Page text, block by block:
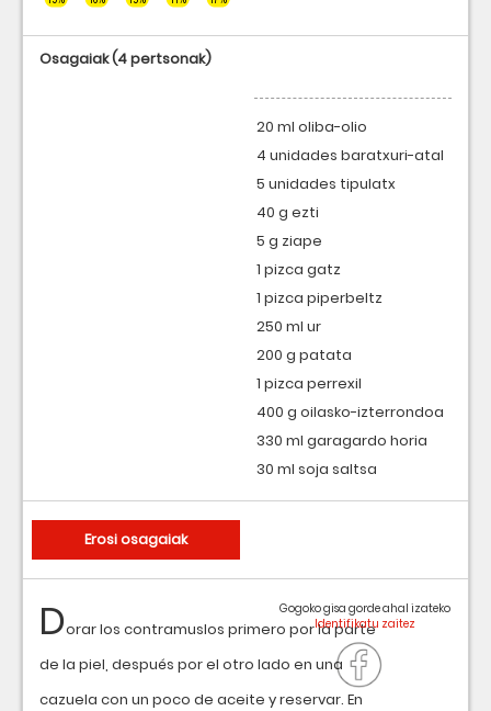
Dorar los contramuslos primero por la parte
de la piel, después por el otro lado en una
cazuela con un poco de aceite y reservar. En
Gogoko gisa gorde ahal izateko
Osagaiak(4 pertsonak)
20 ml oliba-olio
4 unidades baratxuri-atal
5 unidades tipulatx
40 g ezti
5 g ziape
1 pizca gatz
1 pizca piperbeltz
250 ml ur
200 g patata
1 pizca perrexil
400 g oilasko-izterrondoa
330 ml garagardo horia
30 ml soja saltsa
Erosi osagaiak